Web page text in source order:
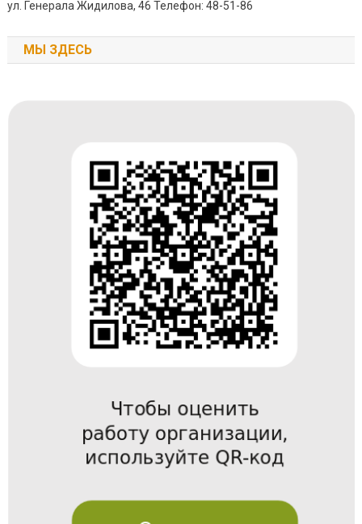
ул. Генерала Жидилова, 46 Телефон: 48-51-86
МЫ ЗДЕСЬ